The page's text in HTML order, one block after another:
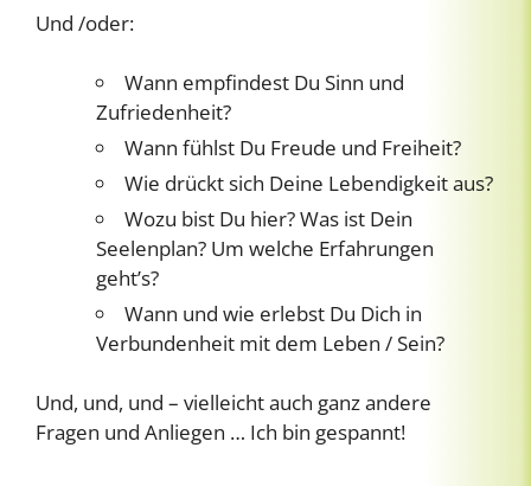
Und /oder:
Wann empfindest Du Sinn und
Zufriedenheit?
Wann fühlst Du Freude und Freiheit?
Wie drückt sich Deine Lebendigkeit aus?
Wozu bist Du hier? Was ist Dein
Seelenplan? Um welche Erfahrungen
geht’s?
Wann und wie erlebst Du Dich in
Verbundenheit mit dem Leben / Sein?
Und, und, und – vielleicht auch ganz andere
Fragen und Anliegen … Ich bin gespannt!